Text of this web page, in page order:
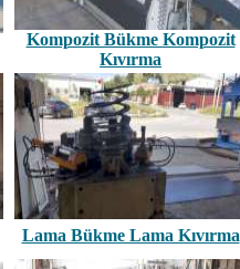
Kompozit Bükme Kompozit
Kıvırma
Lama Bükme Lama Kıvırma